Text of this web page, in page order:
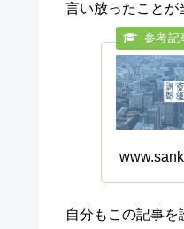
言い放ったことが
自分もこの記事